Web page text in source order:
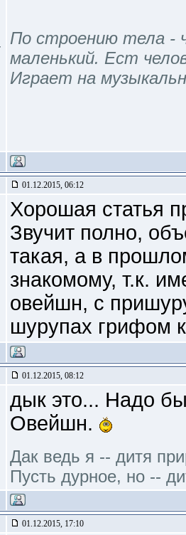
По строению тела -
маленький. Ест
Играет на
01.12.2015, 06:12
Хорошая статья
Звучит полно,
такая, а в
знакомому, т.к.
овейшн, с
шурупах грифом
01.12.2015, 08:12
дык это... Надо
Овейшн.
Дак ведь я -- дитя
Пусть дурное, но --
01.12.2015, 17:10